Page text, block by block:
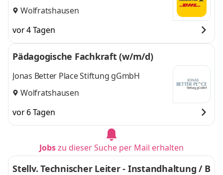
Wolfratshausen
vor 4 Tagen
Pädagogische Fachkraft (w/m/d)
Jonas Better Place Stiftung gGmbH
Wolfratshausen
vor 6 Tagen
Jobszu dieser Suche per Mail erhalten
Stellv. Technischer Leiter - Instandhaltung / B